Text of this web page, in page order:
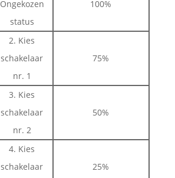
Ongekozen
status
100%
2. Kies
schakelaar
nr. 1
75%
3. Kies
schakelaar
nr. 2
50%
4. Kies
schakelaar
25%